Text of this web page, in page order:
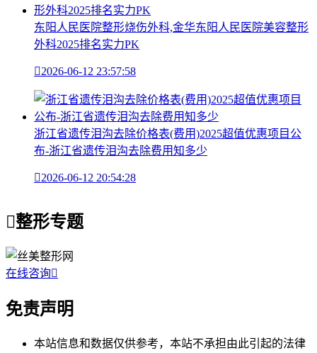
东阳人民医院整形烧伤外科,金华东阳人民医院美容整形
外科2025排名实力PK
2026-06-12 23:57:58
浙江省遗传泪沟去除价格表(费用)2025超值优惠项目公
布-浙江省遗传泪沟去除费用知多少
2026-06-12 20:54:28
整形专题
在线咨询
免责声明
本站信息和数据仅供参考，本站不承担由此引起的法律